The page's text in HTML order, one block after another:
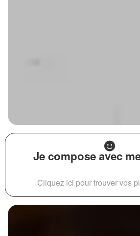
Je compose avec
Cliquez ici pour trouver vos